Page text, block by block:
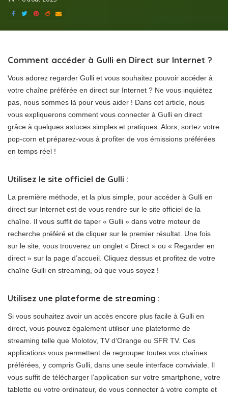
Comment accéder à Gulli en Direct sur Internet ?
Vous adorez regarder Gulli et vous souhaitez pouvoir accéder à
votre chaîne préférée en direct sur Internet ? Ne vous inquiétez
pas, nous sommes là pour vous aider ! Dans cet article, nous
vous expliquerons comment vous connecter à Gulli en direct
grâce à quelques astuces simples et pratiques. Alors, sortez votre
pop-corn et préparez-vous à profiter de vos émissions préférées
en temps réel !
Utilisez le site officiel de Gulli :
La première méthode, et la plus simple, pour accéder à Gulli en
direct sur Internet est de vous rendre sur le site officiel de la
chaîne. Il vous suffit de taper « Gulli » dans votre moteur de
recherche préféré et de cliquer sur le premier résultat. Une fois
sur le site, vous trouverez un onglet « Direct » ou « Regarder en
direct » sur la page d’accueil. Cliquez dessus et profitez de votre
chaîne Gulli en streaming, où que vous soyez !
Utilisez une plateforme de streaming :
Si vous souhaitez avoir un accès encore plus facile à Gulli en
direct, vous pouvez également utiliser une plateforme de
streaming telle que Molotov, TV d’Orange ou SFR TV. Ces
applications vous permettent de regrouper toutes vos chaînes
préférées, y compris Gulli, dans une seule interface conviviale. Il
vous suffit de télécharger l’application sur votre smartphone, votre
tablette ou votre ordinateur, de vous connecter à votre compte et